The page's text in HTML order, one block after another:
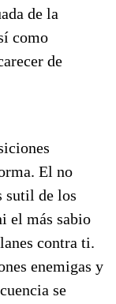
de la
como
de
El no
sutil de los
el más sabio
contra ti.
enemigas y
se